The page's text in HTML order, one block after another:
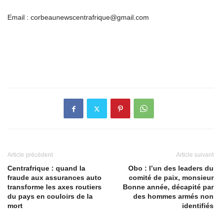
Email : corbeaunewscentrafrique@gmail.com
Article précédent
Centrafrique : quand la
fraude aux assurances auto
transforme les axes routiers
du pays en couloirs de la
mort
Article suivant
Obo : l’un des leaders du
comité de paix, monsieur
Bonne année, décapité par
des hommes armés non
identifiés